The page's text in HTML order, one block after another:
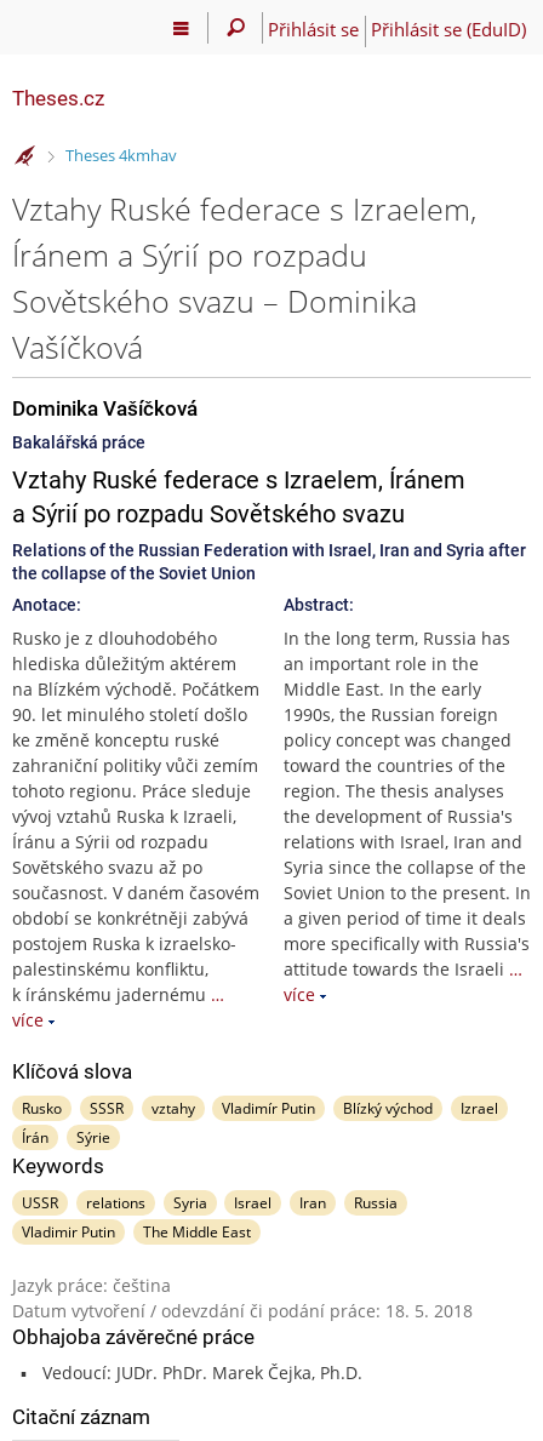
Přihlásit se Přihlásit se (EduID)
Theses.cz
>
Theses 4kmhav
Vztahy Ruské federace s Izraelem,
Íránem a Sýrií po rozpadu
Sovětského svazu – Dominika
Vašíčková
Dominika Vašíčková
Bakalářská práce
Vztahy Ruské federace s Izraelem, Íránem
a Sýrií po rozpadu Sovětského svazu
Relations of the Russian Federation with Israel, Iran and Syria after
the collapse of the Soviet Union
Anotace:
Rusko je z dlouhodobého
hlediska důležitým aktérem
na Blízkém východě. Počátkem
90. let minulého století došlo
ke změně konceptu ruské
zahraniční politiky vůči zemím
tohoto regionu. Práce sleduje
vývoj vztahů Ruska k Izraeli,
Íránu a Sýrii od rozpadu
Sovětského svazu až po
současnost. V daném časovém
období se konkrétněji zabývá
postojem Ruska k izraelsko-
palestinskému konfliktu,
k íránskému jadernému …
více
Abstract:
In the long term, Russia has
an important role in the
Middle East. In the early
1990s, the Russian foreign
policy concept was changed
toward the countries of the
region. The thesis analyses
the development of Russia's
relations with Israel, Iran and
Syria since the collapse of the
Soviet Union to the present. In
a given period of time it deals
more specifically with Russia's
attitude towards the Israeli …
více
Klíčová slova
Rusko SSSR vztahy Vladimír Putin Blízký východ
Izrael
Írán
Sýrie
Keywords
USSR relations Syria Israel Iran
Russia
Vladimir Putin
The Middle East
Jazyk práce: čeština
Datum vytvoření / odevzdání či podání práce: 18. 5. 2018
Obhajoba závěrečné práce
Vedoucí: JUDr. PhDr. Marek Čejka, Ph.D.
Citační záznam